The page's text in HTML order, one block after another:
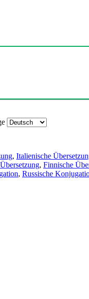
, Italienische
, Finnische
, Russische